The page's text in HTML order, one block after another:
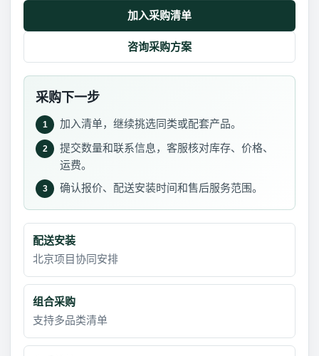
加入采购清单
咨询采购方案
采购下一步
1 加入清单，继续挑选同类或配套产品。
2
提交数量和联系信息，客服核对库存、价格、
运费。
3 确认报价、配送安装时间和售后服务范围。
配送安装
北京项目协同安排
组合采购
支持多品类清单